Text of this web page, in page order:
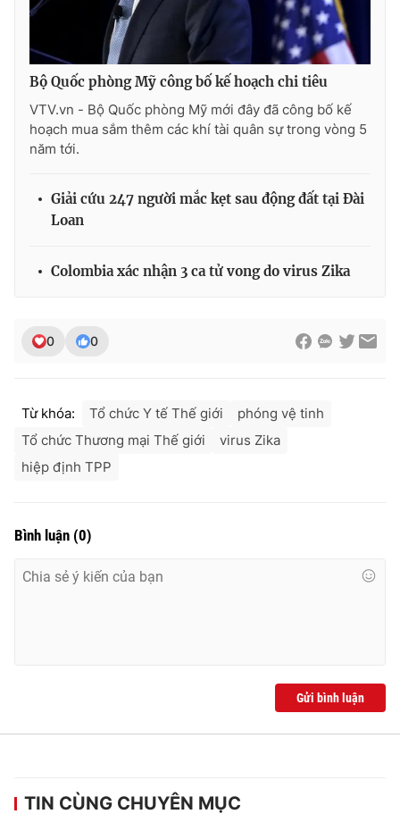
Bộ Quốc phòng Mỹ công bố kế hoạch chi tiêu
VTV.vn - Bộ Quốc phòng Mỹ mới đây đã công bố kế
hoạch mua sắm thêm các khí tài quân sự trong vòng 5
năm tới.
Giải cứu 247 người mắc kẹt sau động đất tại Đài
Loan
Colombia xác nhận 3 ca tử vong do virus Zika
0 0
Từ khóa: Tổ chức Y tế Thế giới
phóng vệ tinh
Tổ chức Thương mại Thế giới
virus Zika
hiệp định TPP
Bình luận (0)
Gửi bình luận
TIN CÙNG CHUYÊN MỤC